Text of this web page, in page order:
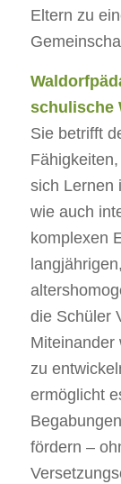
Eltern zu
schulische
Sie betrifft
sich Lernen
wie auch
komplexen
die Schüler
Miteinander
zu
ermöglicht
fördern –